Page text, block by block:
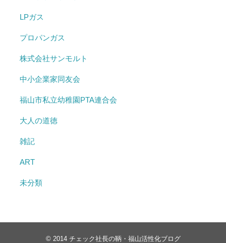
LPガス
プロパンガス
株式会社サンモルト
中小企業家同友会
福山市私立幼稚園PTA連合会
大人の道徳
雑記
ART
未分類
© 2014 チェック社長の鞆・福山活性化ブログ